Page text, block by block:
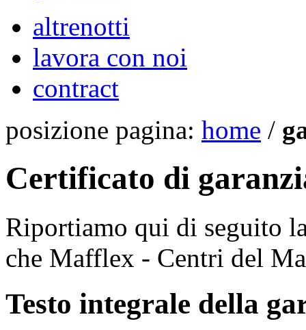
altrenotti
lavora con noi
contract
posizione pagina: home /
Certificato di
Riportiamo qui di seguito
che Mafflex - Centri del
Testo integrale della